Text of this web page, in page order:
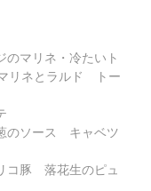
のマリネ・冷たいト
リネとラルド トー
のソース キャベツ
コ豚 落花生のピュ